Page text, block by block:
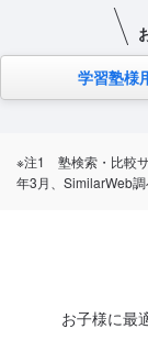
学習塾様
※注1 塾検索・比較
年3月、SimilarWeb調
お子様に最